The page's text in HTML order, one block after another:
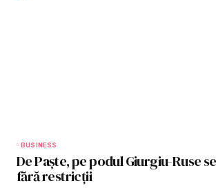
BUSINESS
De Paște, pe podul Giurgiu-Ruse
fără restricții